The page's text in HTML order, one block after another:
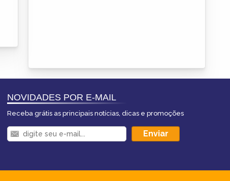
NOVIDADES POR E-MAIL
Receba grátis as principais notícias, dicas e promoções